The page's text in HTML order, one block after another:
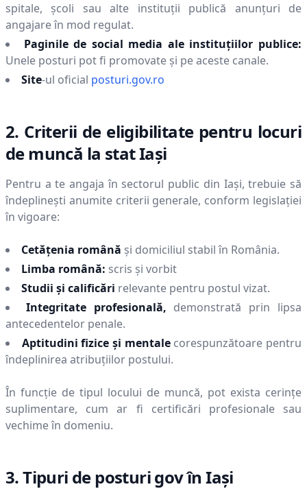
spitale, școli sau alte instituții publică anunțuri de
angajare în mod regulat.
Paginile de social media ale instituțiilor publice:
Unele posturi pot fi promovate și pe aceste canale.
Site-ul oficial posturi.gov.ro
2. Criterii de eligibilitate pentru locuri
de muncă la statIaşi
Pentru a te angaja în sectorul public din Iaşi, trebuie să
îndeplinești anumite criterii generale, conform legislației
în vigoare:
Cetățenia română și domiciliul stabil în România.
Limba română: scris și vorbit
Studii și calificări relevante pentru postul vizat.
Integritate profesională, demonstrată prin lipsa
antecedentelor penale.
Aptitudini fizice și mentale corespunzătoare pentru
îndeplinirea atribuțiilor postului.
În funcție de tipul locului de muncă, pot exista cerințe
suplimentare, cum ar fi certificări profesionale sau
vechime în domeniu.
3. Tipuri de posturi gov înIaşi